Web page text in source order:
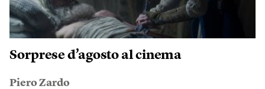
Sorprese d’agosto al cinema
Piero Zardo